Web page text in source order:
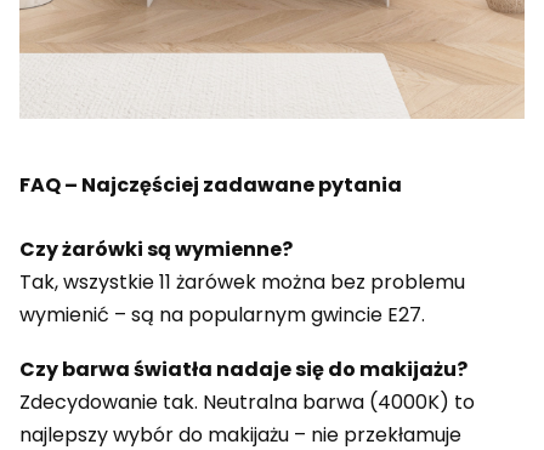
FAQ – Najczęściej zadawane pytania
Czy żarówki są wymienne?
Tak, wszystkie 11 żarówek można bez problemu
wymienić – są na popularnym gwincie E27.
Czy barwa światła nadaje się do makijażu?
Zdecydowanie tak. Neutralna barwa (4000K) to
najlepszy wybór do makijażu – nie przekłamuje